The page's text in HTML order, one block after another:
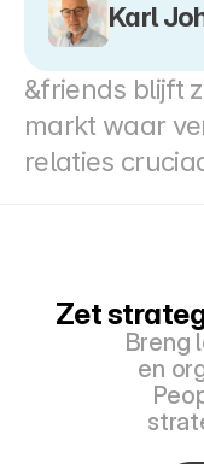
Karl
&friends blijft
markt waar
relaties
Zet
Breng
en